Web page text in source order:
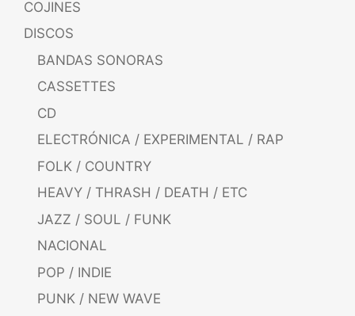
COJINES
DISCOS
BANDAS SONORAS
CASSETTES
CD
ELECTRÓNICA / EXPERIMENTAL / RAP
FOLK / COUNTRY
HEAVY / THRASH / DEATH / ETC
JAZZ / SOUL / FUNK
NACIONAL
POP / INDIE
PUNK / NEW WAVE